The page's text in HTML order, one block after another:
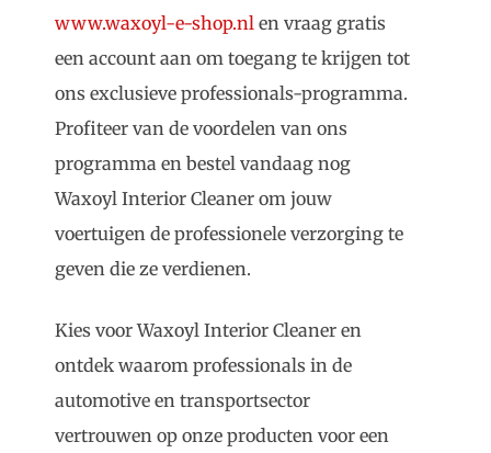
www.waxoyl-e-shop.nl en vraag gratis
een account aan om toegang te krijgen tot
ons exclusieve professionals-programma.
Profiteer van de voordelen van ons
programma en bestel vandaag nog
Waxoyl Interior Cleaner om jouw
voertuigen de professionele verzorging te
geven die ze verdienen.
Kies voor Waxoyl Interior Cleaner en
ontdek waarom professionals in de
automotive en transportsector
vertrouwen op onze producten voor een